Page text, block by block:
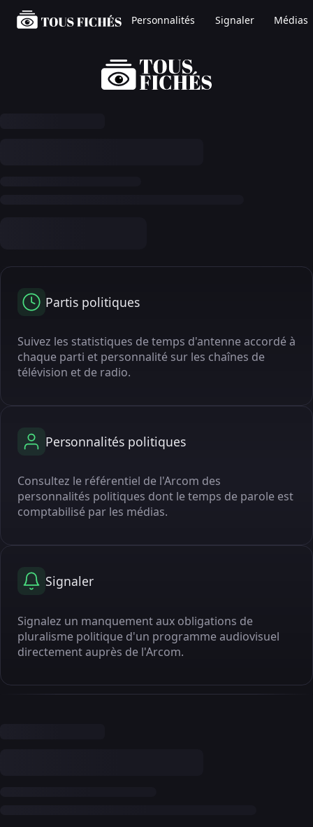
Personnalités Signaler Médias
Partis politiques
Suivez les statistiques de temps d'antenne accordé à
chaque parti et personnalité sur les chaînes de
télévision et de radio.
Personnalités politiques
Consultez le référentiel de l'Arcom des
personnalités politiques dont le temps de parole est
comptabilisé par les médias.
Signaler
Signalez un manquement aux obligations de
pluralisme politique d'un programme audiovisuel
directement auprès de l'Arcom.